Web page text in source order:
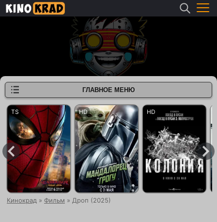
Кинокрад » Фильм » Дроп (2025)
ГЛАВНОЕ МЕНЮ